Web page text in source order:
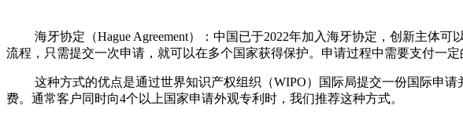
海牙协定（Hague Agreement）：中国已于2022年加入海牙协定，创新主体
流程，只需提交一次申请，就可以在多个国家获得保护。申请过程中需要支付一
这种方式的优点是通过世界知识产权组织（WIPO）国际局提交一份国际申
费。通常客户同时向4个以上国家申请外观专利时，我们推荐这种方式。